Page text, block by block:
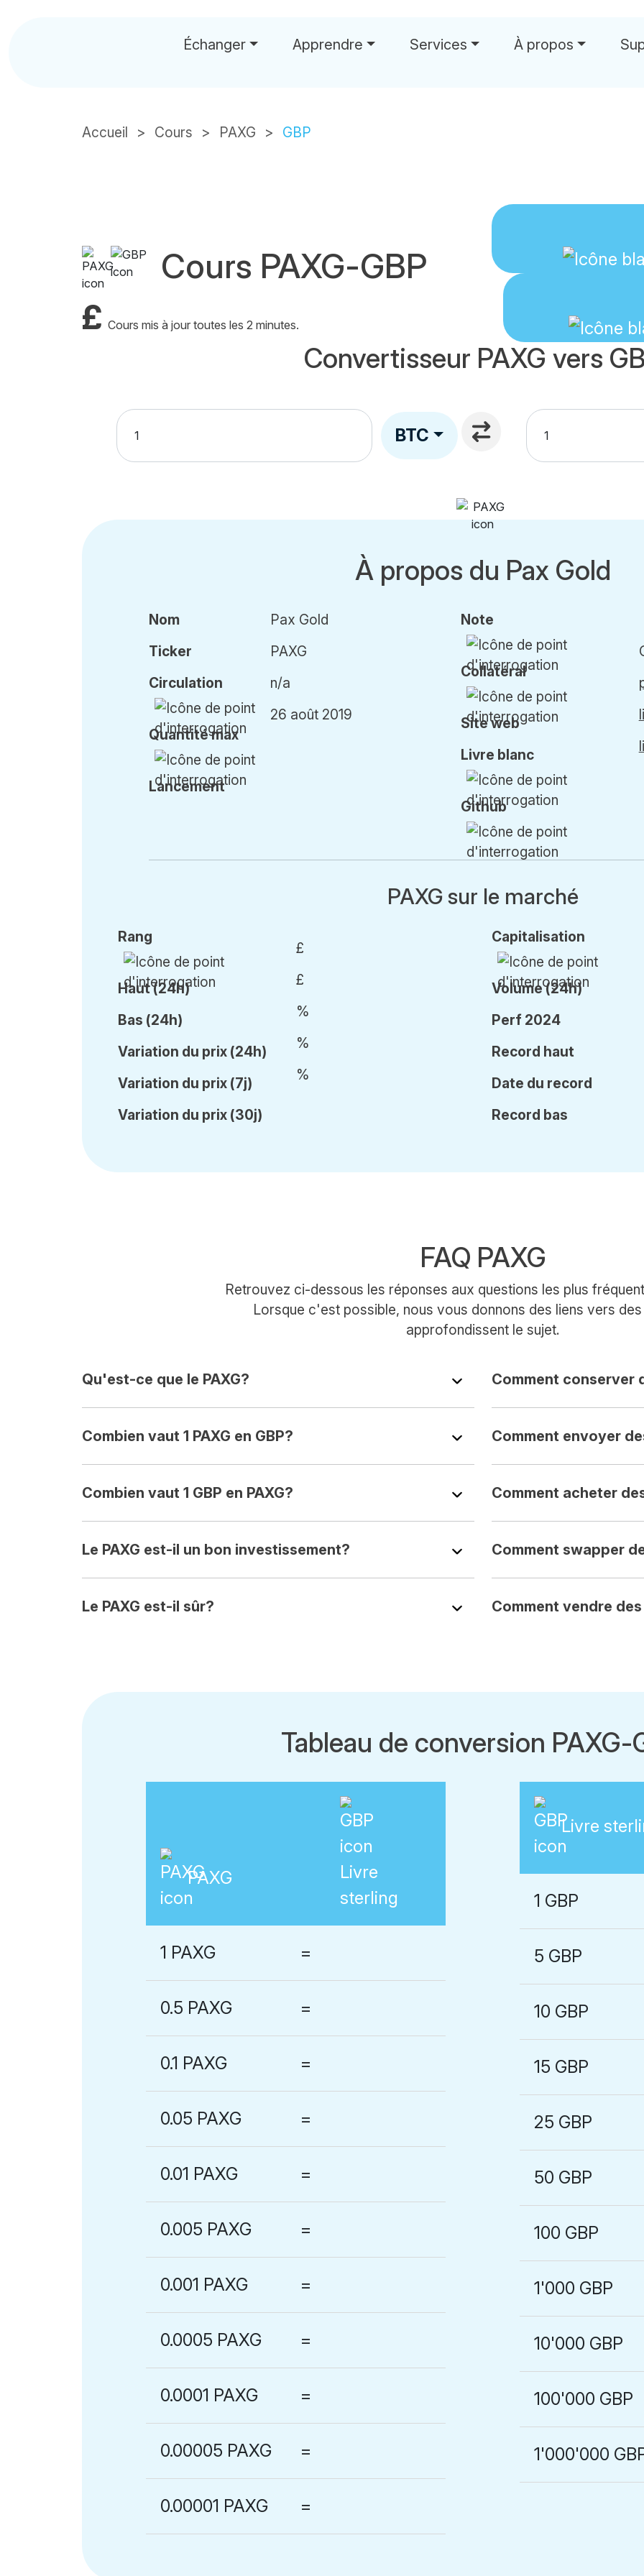
Échanger Apprendre Services À propos
Accueil Cours PAXG GBP
Cours PAXG-GBP
£ Cours mis à jour toutes les 2 minutes.
Convertisseur PAXG vers
BTC
À propos du Pax Gold
Nom
Ticker
Circulation
Quantitémax
Lancement
Pax Gold
PAXG
n/a
26 août 2019
Note
Collatéral
Site web
Livre blanc
Github
PAXG sur le marché
Rang
Haut (24h)
Bas (24h)
Variation du prix (24h)
Variation du prix (7j)
Variation du prix (30j)
£
£
%
%
%
Capitalisation
Volume (24h)
Perf 2024
Record haut
Date du record
Record bas
FAQ PAXG
Retrouvez ci-dessous les réponses aux questions les plus
Lorsque c'est possible, nous vous donnons des liens vers
approfondissent le sujet.
Qu'est-ce que le PAXG?
Combien vaut 1 PAXG en GBP?
Combien vaut 1 GBP en PAXG?
Le PAXG est-il un bon investissement?
Le PAXG est-il sûr?
Comment conserver
Comment envoyer
Comment acheter
Comment swapper
Comment vendre des
Tableau de conversion PAXG-
PAXG
Livre
sterling
1 PAXG =
0.5 PAXG =
0.1 PAXG =
0.05 PAXG =
0.01 PAXG =
0.005 PAXG =
0.001 PAXG =
0.0005 PAXG =
0.0001 PAXG =
0.00005 PAXG =
0.00001 PAXG =
Livre
1 GBP
5 GBP
10 GBP
15 GBP
25 GBP
50 GBP
100 GBP
1'000 GBP
10'000 GBP
100'000 GBP
1'000'000